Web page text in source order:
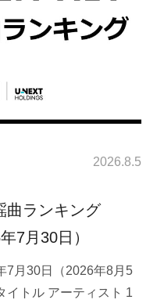
2026.8.5
曲ランキング
7月30日）
7月30日（2026年8月5
イトル アーティスト 1